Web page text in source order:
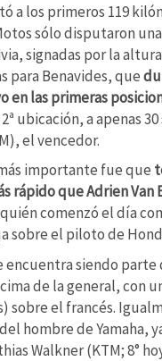
a los primeros 119
sólo disputaron
signadas por la
para Benavides, que
en las primeras
ubicación, a apenas
el vencedor.
importante fue que
rápido que Adrien Van
quién comenzó el día
sobre el piloto de
encuentra siendo parte
de la general, con
sobre el francés.
hombre de Yamaha,
Walkner (KTM; 8°